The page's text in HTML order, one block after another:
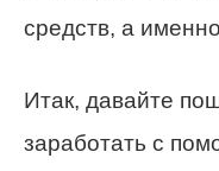
средств, а
Итак, давайте
заработать с